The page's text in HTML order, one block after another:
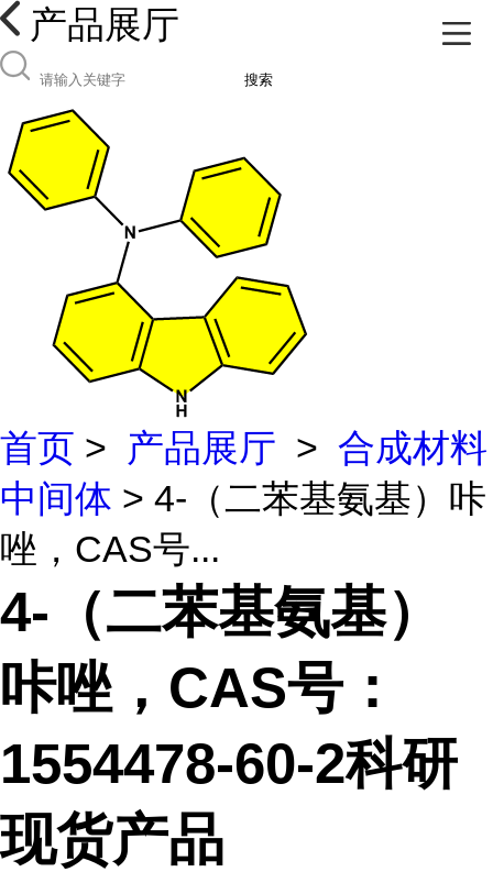
产品展厅
搜索
首页 > 产品展厅 > 合成材料
中间体 > 4-（二苯基氨基）咔
唑，CAS号...
4-（二苯基氨基）
咔唑，CAS号：
1554478-60-2科研
现货产品